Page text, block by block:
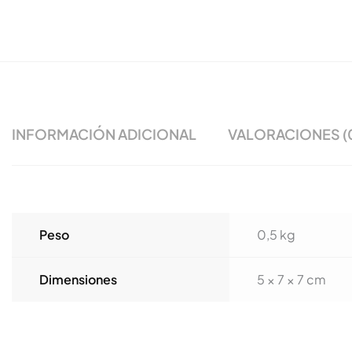
INFORMACIÓN ADICIONAL VALORACIONES
Peso 0,5 kg
Dimensiones 5 × 7 × 7 cm